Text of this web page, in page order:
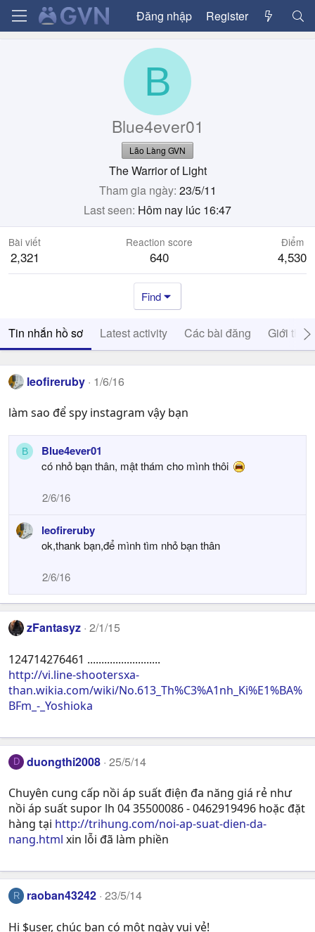
Đăng nhập Register
B
Blue4ever01
Lão Làng GVN
The Warrior of Light
Tham gia ngày 23/5/11
Last seen Hôm nay lúc 16:47
Bài viết
2,321
Reaction score
640
Điểm
4,530
Find
Tin nhắn hồ sơ Latest activity Các bài đăng Giới thiệu
leofireruby 1/6/16
làm sao để spy instagram vậy bạn
B Blue4ever01
có nhỏ bạn thân, mật thám cho mình thôi
2/6/16
leofireruby
ok,thank bạn,để mình tìm nhỏ bạn thân
2/6/16
zFantasyz 2/1/15
124714276461 ..........................
http://vi.line-shootersxa-
than.wikia.com/wiki/No.613_Th%C3%A1nh_Ki%E1%BA%
BFm_-_Yoshioka
D duongthi2008 25/5/14
Chuyên cung cấp nồi áp suất điện đa năng giá rẻ như
nồi áp suất supor lh 04 35500086 - 0462919496 hoặc đặt
hàng tại http://trihung.com/noi-ap-suat-dien-da-
nang.html xin lỗi đã làm phiền
R raoban43242 23/5/14
Hi $user, chúc bạn có một ngày vui vẻ!